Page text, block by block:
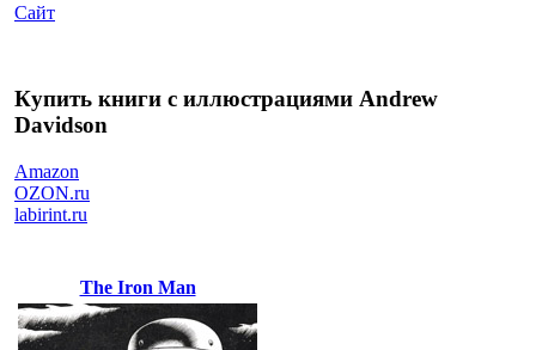
Сайт
Купить книги с иллюстрациями Andrew
Davidson
Amazon
OZON.ru
labirint.ru
The Iron Man